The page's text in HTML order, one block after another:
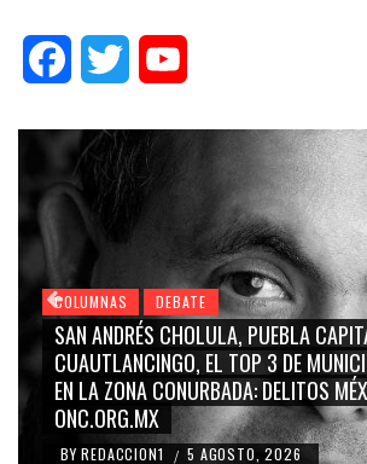
FacebookTwitter
COLUMNAS DEBATE
GRACE PALOMARES, NAY SALVATORI,
CARMEN SALINAS “LA CORCHOLATA”,
BLANCO, SILVIA PINAL: LA
RIDICULIZACIÓN DE LA
BY REDACCION1 / 4 AGOSTO, 2026